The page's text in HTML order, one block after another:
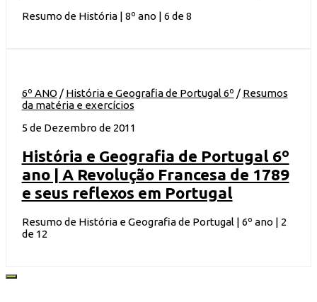
Resumo de História | 8º ano | 6 de 8
6º ANO / História e Geografia de Portugal 6º / Resumos
da matéria e exercícios
5 de Dezembro de 2011
História e Geografia de Portugal 6º
ano | A Revolução Francesa de 1789
e seus reflexos em Portugal
Resumo de História e Geografia de Portugal | 6º ano | 2
de 12